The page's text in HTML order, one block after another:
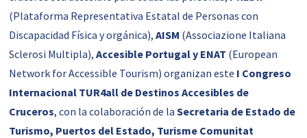
(Plataforma Representativa Estatal de Personas con
Discapacidad Física y orgánica),AISM (Associazione Italiana
Sclerosi Multipla),Accesible Portugal y ENAT (European
Network for Accessible Tourism) organizan este I Congreso
Internacional TUR4all de Destinos Accesibles de
Cruceros, con la colaboración de laSecretaria de Estado de
Turismo, Puertos del Estado, Turisme Comunitat